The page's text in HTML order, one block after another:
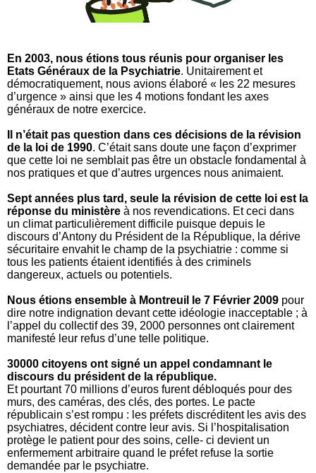
En 2003, nous étions tous réunis pour organiser les
Etats Généraux de la Psychiatrie. Unitairement et
démocratiquement, nous avions élaboré « les 22 mesures
d’urgence » ainsi que les 4 motions fondant les axes
généraux de notre exercice.
Il n’était pas question dans ces décisions de la révision
de la loi de 1990. C’était sans doute une façon d’exprimer
que cette loi ne semblait pas être un obstacle fondamental à
nos pratiques et que d’autres urgences nous animaient.
Sept années plus tard, seule la révision de cette loi est la
réponse du ministère à nos revendications. Et ceci dans
un climat particulièrement difficile puisque depuis le
discours d’Antony du Président de la République, la dérive
sécuritaire envahit le champ de la psychiatrie : comme si
tous les patients étaient identifiés à des criminels
dangereux, actuels ou potentiels.
Nous étions ensemble à Montreuil le 7 Février 2009 pour
dire notre indignation devant cette idéologie inacceptable ; à
l’appel du collectif des 39, 2000 personnes ont clairement
manifesté leur refus d’une telle politique.
30000 citoyens ont signé un appel condamnant le
discours du président de la république.
Et pourtant 70 millions d’euros furent débloqués pour des
murs, des caméras, des clés, des portes. Le pacte
républicain s’est rompu : les préfets discréditent les avis des
psychiatres, décident contre leur avis. Si l’hospitalisation
protège le patient pour des soins, celle- ci devient un
enfermement arbitraire quand le préfet refuse la sortie
demandée par le psychiatre.